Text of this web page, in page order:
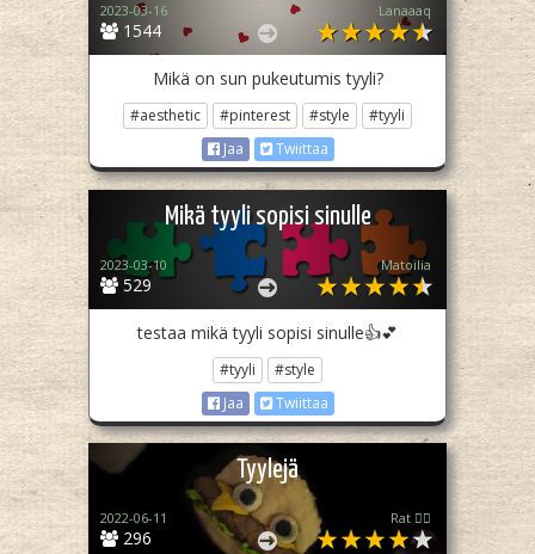
1544
2023-03-16 Lanaaaq
Mikä on sun pukeutumis tyyli?
#aesthetic #pinterest #style
#tyyli
Jaa
Twiittaa
Mikä tyyli sopisi sinulle
529
2023-03-10 Matoilia
testaa mikä tyyli sopisi sinulle👍💕
#tyyli
#style
Jaa
Twiittaa
Tyylejä
296
2022-06-11 Rat 🏳️‍🌈